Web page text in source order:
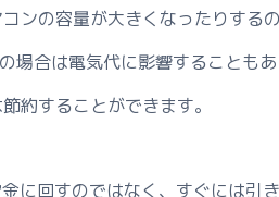
の容量が大きくなったりする
合は電気代に影響することもあ
約することができます。
に回すのではなく、すぐには